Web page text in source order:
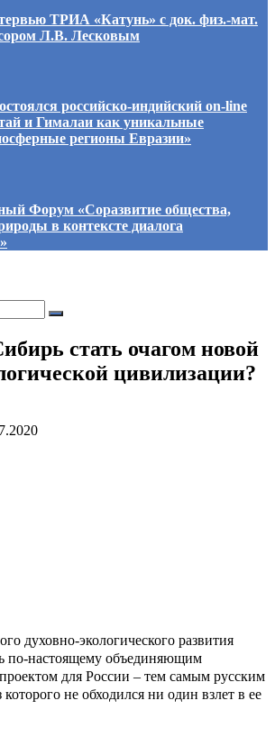
ТРИА «Катунь» с док. физ.-мат.
Л.В. Лесковым
российско-индийский on-line
и Гималаи как уникальные
регионы Евразии»
Форум «Соразвитие общества,
в контексте диалога
стать очагом новой
цивилизации?
духовно-экологического развития
по-настоящему объединяющим
для России – тем самым русским
не обходился ни один взлет в ее